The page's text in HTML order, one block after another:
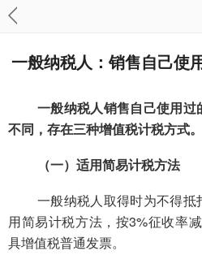
一般纳税人：销售自己使
一般纳税人销售自己使用
不同，存在三种增值税计税方式。
（一）适用简易计税方法
一般纳税人取得时为不得
用简易计税方法，按3%征收率
具增值税普通发票。